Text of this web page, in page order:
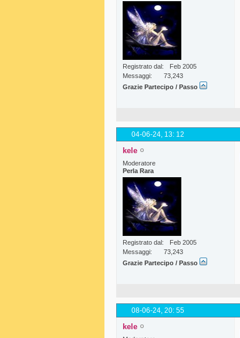
Registrato dal
Feb 2005
Messaggi
73,243
Grazie Partecipo / Passo
04-06-24, 13: 12
kele
Moderatore
Perla Rara
Registrato dal
Feb 2005
Messaggi
73,243
Grazie Partecipo / Passo
08-06-24, 20: 55
kele